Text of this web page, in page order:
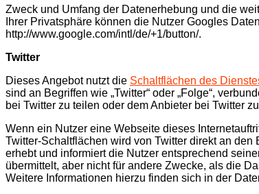
Zweck und Umfang der Datenerhebung und die
Ihrer Privatsphäre können die Nutzer Googles
http://www.google.com/intl/de/+1/button/.
Twitter
Dieses Angebot nutzt die Schaltflächen des
sind an Begriffen wie „Twitter“ oder „Folge“,
bei Twitter zu teilen oder dem Anbieter bei Twitter
Wenn ein Nutzer eine Webseite dieses
Twitter-Schaltflächen wird von Twitter direkt an
erhebt und informiert die Nutzer entsprechend
übermittelt, aber nicht für andere Zwecke, als die
Weitere Informationen hierzu finden sich in der